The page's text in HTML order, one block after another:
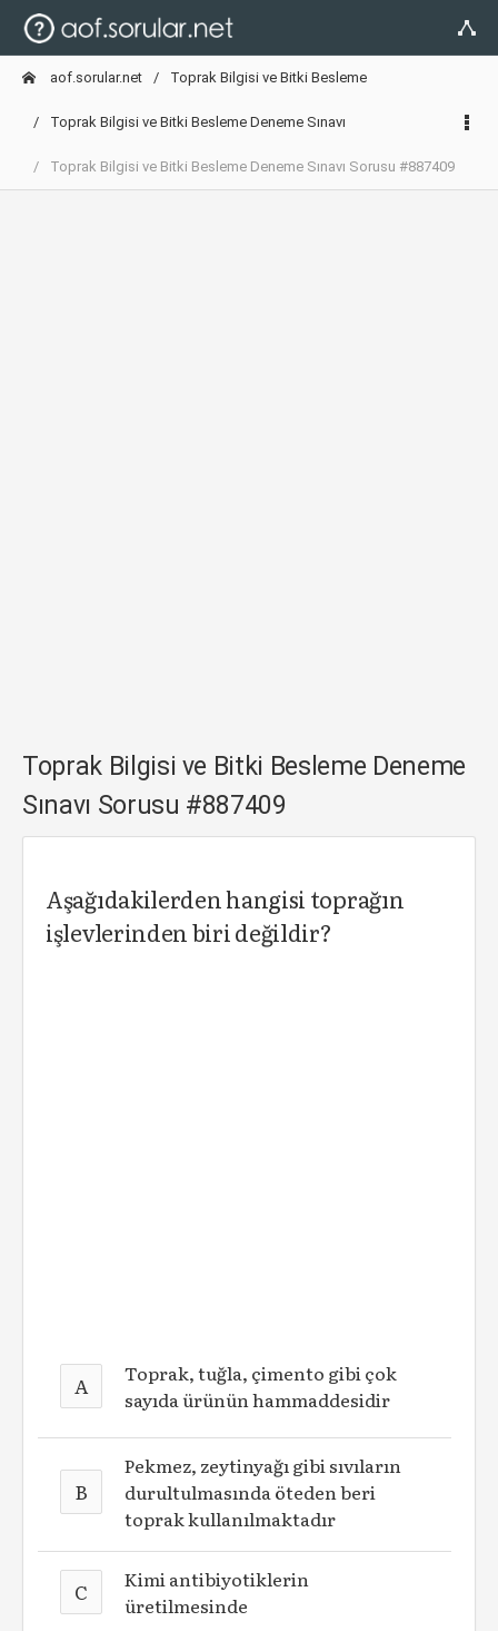
aof.sorular.net Toprak Bilgisi ve Bitki Besleme
Toprak Bilgisi ve Bitki Besleme Deneme Sınavı
Toprak Bilgisi ve Bitki Besleme Deneme Sınavı Sorusu #887409
Toprak Bilgisi ve Bitki Besleme Deneme
Sınavı Sorusu #887409
Aşağıdakilerden hangisi toprağın
işlevlerinden biri değildir?
A
Toprak, tuğla, çimento gibi çok
sayıda ürünün hammaddesidir
B
Pekmez, zeytinyağı gibi sıvıların
durultulmasında öteden beri
toprak kullanılmaktadır
C
Kimi antibiyotiklerin
üretilmesinde